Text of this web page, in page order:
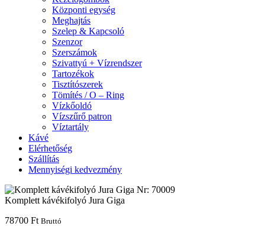
Központi egység
Meghajtás
Szelep & Kapcsoló
Szenzor
Szerszámok
Szivattyú + Vízrendszer
Tartozékok
Tisztítószerek
Tömítés / O – Ring
Vízkőoldó
Vízszűrő patron
Víztartály
Kávé
Elérhetőség
Szállítás
Mennyiségi kedvezmény
Komplett kávékifolyó Jura Giga
78700 Ft Bruttó